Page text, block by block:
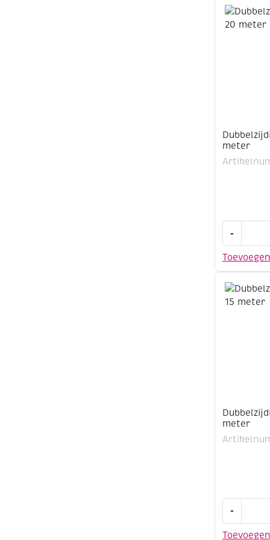
13
meter
aantal
meter
Toevoegen
-
12mm
meter
aantal
meter
Toevoegen
-
35mm